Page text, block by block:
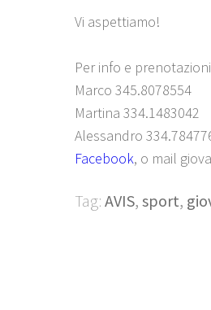
Vi aspettiamo!
Per info e
Marco 345.8078554
Martina 334.1483042
Alessandro
Facebook, o mail
Tag: AVIS, sport,